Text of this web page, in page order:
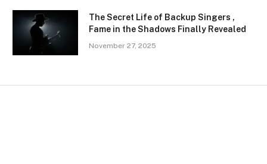
The Secret Life of Backup Singers ,
Fame in the Shadows Finally Revealed
November 27, 2025